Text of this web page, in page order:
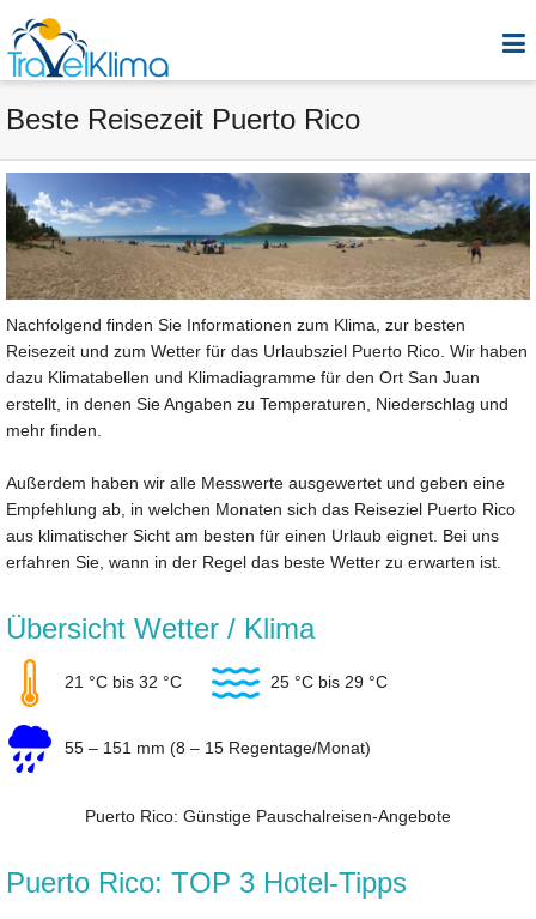
Beste Reisezeit Puerto Rico
Nachfolgend finden Sie Informationen zum Klima, zur besten
Reisezeit und zum Wetter für das Urlaubsziel Puerto Rico. Wir haben
dazu Klimatabellen und Klimadiagramme für den Ort San Juan
erstellt, in denen Sie Angaben zu Temperaturen, Niederschlag und
mehr finden.
Außerdem haben wir alle Messwerte ausgewertet und geben eine
Empfehlung ab, in welchen Monaten sich das Reiseziel Puerto Rico
aus klimatischer Sicht am besten für einen Urlaub eignet. Bei uns
erfahren Sie, wann in der Regel das beste Wetter zu erwarten ist.
Übersicht Wetter / Klima
21 °C bis 32 °C 25 °C bis 29 °C
55 – 151 mm (8 – 15 Regentage/Monat)
Puerto Rico: Günstige Pauschalreisen-Angebote
Puerto Rico: TOP 3 Hotel-Tipps